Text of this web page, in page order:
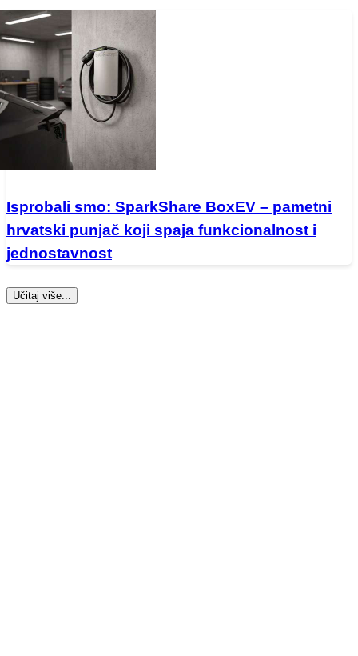
Isprobali smo: SparkShare BoxEV – pametni
hrvatski punjač koji spaja funkcionalnost i
jednostavnost
Učitaj više...